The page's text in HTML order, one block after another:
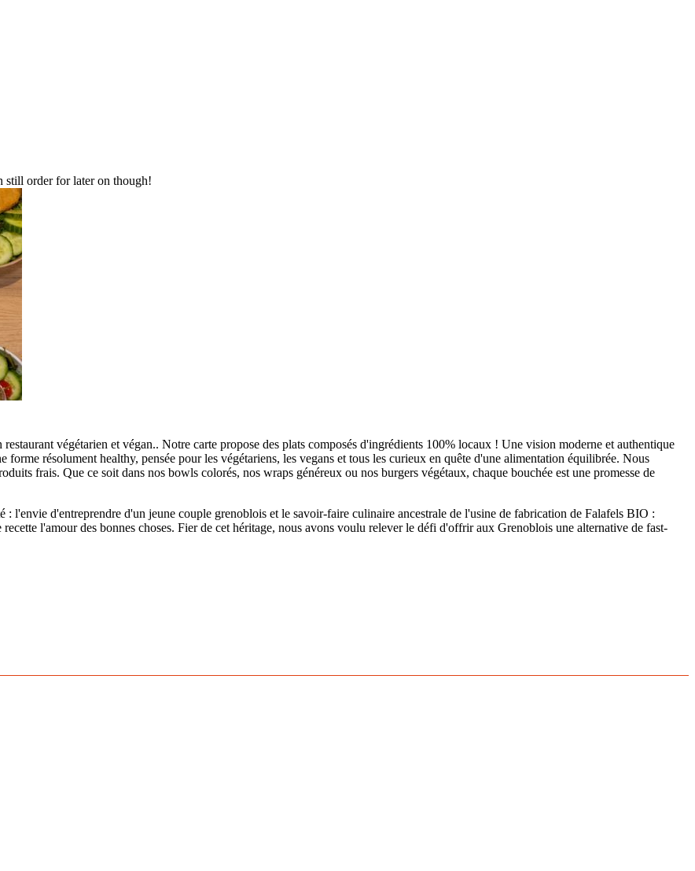
still order for later on though!
végétarien et végan.. Notre carte propose des plats composés d'ingrédients 100% locaux ! Une vision moderne et authentique
résolument healthy, pensée pour les végétariens, les vegans et tous les curieux en quête d'une alimentation équilibrée. Nous
frais. Que ce soit dans nos bowls colorés, nos wraps généreux ou nos burgers végétaux, chaque bouchée est une promesse de
l'envie d'entreprendre d'un jeune couple grenoblois et le savoir-faire culinaire ancestrale de l'usine de fabrication de Falafels BIO :
l'amour des bonnes choses. Fier de cet héritage, nous avons voulu relever le défi d'offrir aux Grenoblois une alternative de fast-